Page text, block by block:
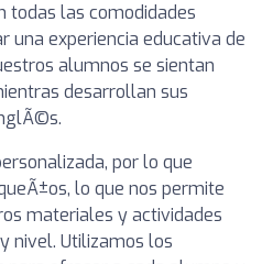
todas las comodidades
una experiencia educativa de
alumnos se sientan
desarrollan sus
por lo que
lo que nos permite
materiales y actividades
nivel. Utilizamos los